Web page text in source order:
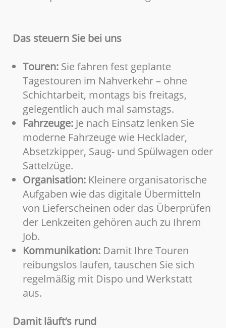
Das steuern Sie bei uns
Touren: Sie fahren fest geplante
Tagestouren im Nahverkehr – ohne
Schichtarbeit, montags bis freitags,
gelegentlich auch mal samstags.
Fahrzeuge: Je nach Einsatz lenken Sie
moderne Fahrzeuge wie Hecklader,
Absetzkipper, Saug- und Spülwagen oder
Sattelzüge.
Organisation: Kleinere organisatorische
Aufgaben wie das digitale Übermitteln
von Lieferscheinen oder das Überprüfen
der Lenkzeiten gehören auch zu Ihrem
Job.
Kommunikation: Damit Ihre Touren
reibungslos laufen, tauschen Sie sich
regelmäßig mit Dispo und Werkstatt
aus.
Damit läuft’s rund